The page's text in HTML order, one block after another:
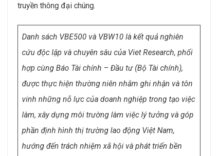
truyền thông đại chúng.
Danh sách VBE500 và VBW10 là kết quả nghiên
cứu độc lập và chuyên sâu của Viet Research, phối
hợp cùng Báo Tài chính – Đầu tư (Bộ Tài chính),
được thực hiện thường niên nhằm ghi nhận và tôn
vinh những nỗ lực của doanh nghiệp trong tạo việc
làm, xây dựng môi trường làm việc lý tưởng và góp
phần định hình thị trường lao động Việt Nam,
hướng đến trách nhiệm xã hội và phát triển bền